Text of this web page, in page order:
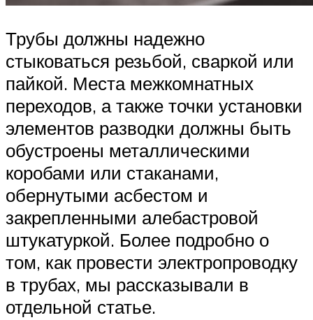
Трубы должны надежно
стыковаться резьбой, сваркой или
пайкой. Места межкомнатных
переходов, а также точки установки
элементов разводки должны быть
обустроены металлическими
коробами или стаканами,
обернутыми асбестом и
закрепленными алебастровой
штукатуркой. Более подробно о
том, как провести электропроводку
в трубах, мы рассказывали в
отдельной статье.